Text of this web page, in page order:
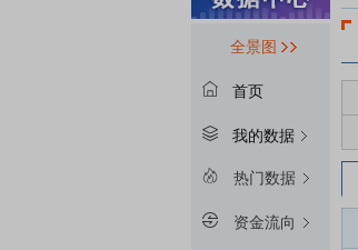
全景图
首页
我的数据
热门数据
资金流向